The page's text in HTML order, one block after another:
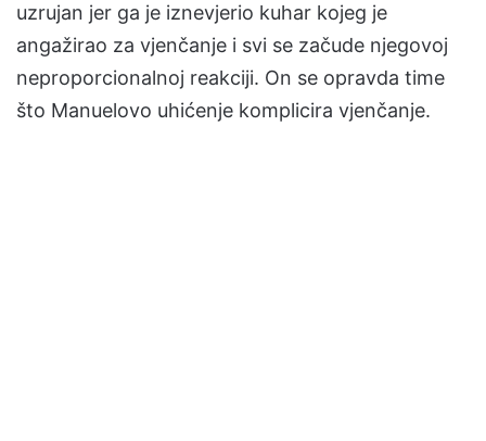
uzrujan jer ga je iznevjerio kuhar kojeg je
angažirao za vjenčanje i svi se začude njegovoj
neproporcionalnoj reakciji. On se opravda time
što Manuelovo uhićenje komplicira vjenčanje.